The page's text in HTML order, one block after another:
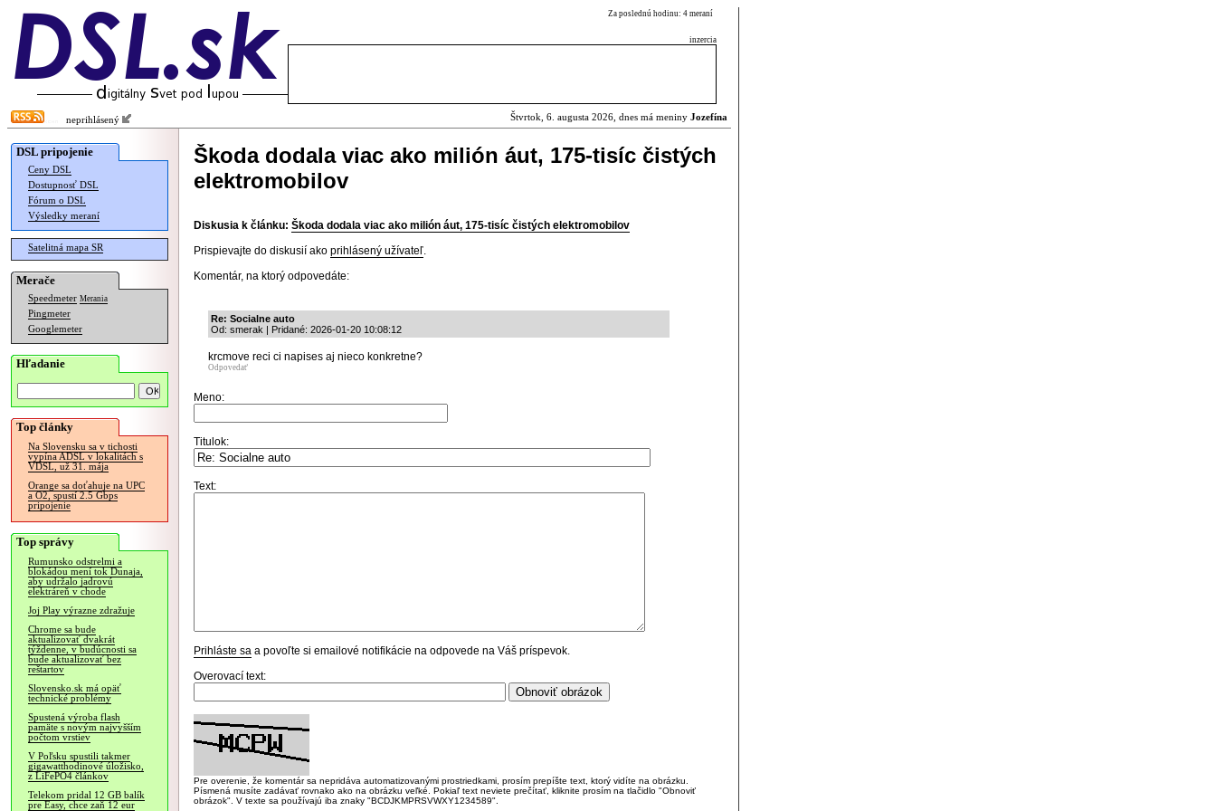
Za poslednú hodinu: 4 meraní
inzercia
neprihlásený Štvrtok, 6. augusta 2026, dnes má meniny Jozefína
DSL pripojenie
Ceny DSL
Dostupnosť DSL
Fórum o DSL
Výsledky meraní
Satelitná mapa SR
Merače
Speedmeter Merania
Pingmeter
Googlemeter
Hľadanie
Top články
Na Slovensku sa v tichosti
vypína ADSL v lokalitách s
VDSL, už 31. mája
Orange sa doťahuje na UPC
a O2, spustí 2.5 Gbps
pripojenie
Top správy
Rumunsko odstrelmi a
blokádou mení tok Dunaja,
aby udržalo jadrovú
elektráreň v chode
Joj Play výrazne zdražuje
Chrome sa bude
aktualizovať dvakrát
týždenne, v budúcnosti sa
bude aktualizovať bez
reštartov
Slovensko.sk má opäť
technické problémy
Spustená výroba flash
pamäte s novým najvyšším
počtom vrstiev
V Poľsku spustili takmer
gigawatthodinové úložisko,
z LiFePO4 článkov
Telekom pridal 12 GB balík
pre Easy, chce zaň 12 eur
Škoda dodala viac ako milión áut, 175-tisíc čistých
elektromobilov
Diskusia k článku: Škoda dodala viac ako milión áut, 175-tisíc čistých elektromobilov
Prispievajte do diskusií ako prihlásený užívateľ.
Komentár, na ktorý odpovedáte:
Re: Socialne auto
Od: smerak | Pridané: 2026-01-20 10:08:12
krcmove reci ci napises aj nieco konkretne?
Odpovedať
Meno:
Titulok:
Text:
Prihláste sa a povoľte si emailové notifikácie na odpovede na Váš príspevok.
Overovací text:
Pre overenie, že komentár sa nepridáva automatizovanými prostriedkami, prosím prepíšte text, ktorý vidíte na obrázku.
Písmená musíte zadávať rovnako ako na obrázku veľké. Pokiaľ text neviete prečítať, kliknite prosím na tlačidlo "Obnoviť
obrázok". V texte sa používajú iba znaky "BCDJKMPRSVWXY1234589".